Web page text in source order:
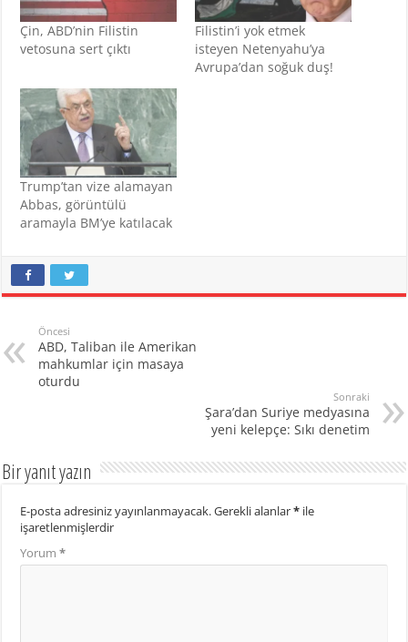
Çin, ABD’nin Filistin
vetosuna sert çıktı
Filistin’i yok etmek
isteyen Netenyahu’ya
Avrupa’dan soğuk duş!
Trump’tan vize alamayan
Abbas, görüntülü
aramayla BM’ye katılacak
Öncesi
ABD, Taliban ile Amerikan
mahkumlar için masaya
oturdu
Sonraki
Şara’dan Suriye medyasına
yeni kelepçe: Sıkı denetim
Bir yanıt yazın
E-posta adresiniz yayınlanmayacak.Gerekli alanlar* ile
işaretlenmişlerdir
Yorum*